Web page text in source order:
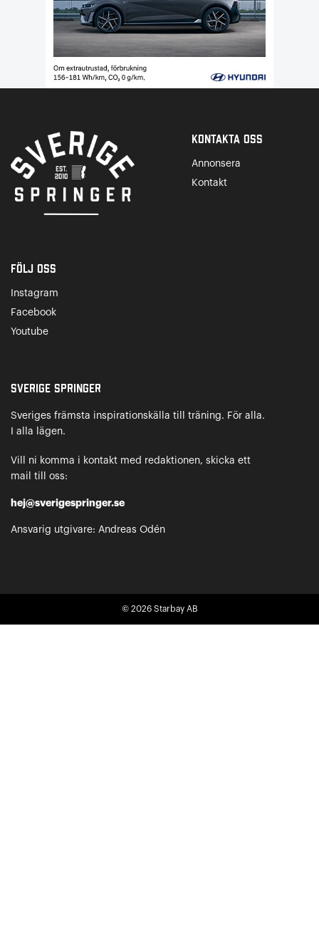
Kontakta Oss
Annonsera
Kontakt
Följ oss
Instagram
Facebook
Youtube
Sverige Springer
Sveriges främsta inspirationskälla till träning. För alla.
I alla lägen.
Vill ni komma i kontakt med redaktionen, skicka ett
mail till oss:
hej@sverigespringer.se
Ansvarig utgivare: Andreas Odén
© 2026 Starbay AB